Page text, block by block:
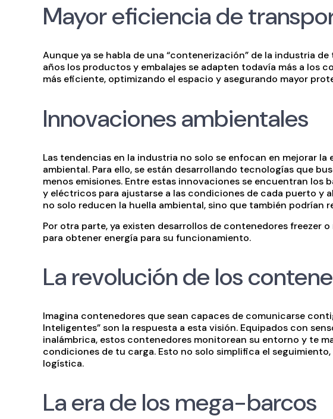
Mayor eficiencia de
Aunque ya se habla de una “contenerización” de la industria
años los productos y embalajes se adapten todavía más a los
más eficiente, optimizando el espacio y asegurando mayor
Innovaciones ambientales
Las tendencias en la industria no solo se enfocan en mejorar
ambiental. Para ello, se están desarrollando tecnologías que
menos emisiones. Entre estas innovaciones se encuentran los
y eléctricos para ajustarse a las condiciones de cada puerto y
no solo reducen la huella ambiental, sino que también podrían
Por otra parte, ya existen desarrollos de contenedores freezer
para obtener energía para su funcionamiento.
La revolución de los
Imagina contenedores que sean capaces de comunicarse
Inteligentes” son la respuesta a esta visión. Equipados con
inalámbrica, estos contenedores monitorean su entorno y te
condiciones de tu carga. Esto no solo simplifica el
logística.
La era de los mega-barcos